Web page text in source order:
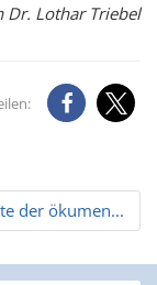
Dr. Lothar Triebel
der ökumen...